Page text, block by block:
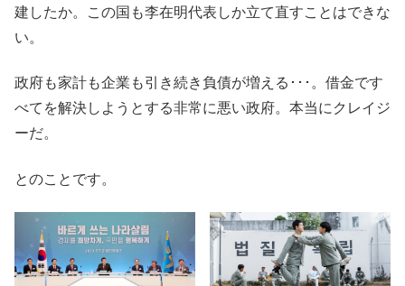
建したか。この国も李在明代表しか立て直すことはできな
い。
政府も家計も企業も引き続き負債が増える･･･。借金です
べてを解決しようとする非常に悪い政府。本当にクレイジ
ーだ。
とのことです。